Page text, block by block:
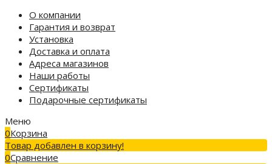
О компании
Гарантия и возврат
Установка
Доставка и оплата
Адреса магазинов
Наши работы
Сертификаты
Подарочные сертификаты
Меню
0Корзина
Товар добавлен в корзину!
0Сравнение